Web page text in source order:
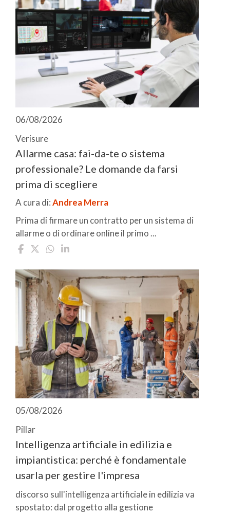
06/08/2026
Verisure
Allarme casa: fai-da-te o sistema
professionale? Le domande da farsi
prima di scegliere
A cura di:Andrea Merra
Prima di firmare un contratto per un sistema di
allarme o di ordinare online il primo ...
05/08/2026
Pillar
Intelligenza artificiale in edilizia e
impiantistica: perché è fondamentale
usarla per gestire l'impresa
discorso sull'intelligenza artificiale in edilizia va
spostato: dal progetto alla gestione